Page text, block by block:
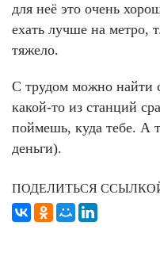
для неё это очень
ехать лучше на метро,
тяжело.
С трудом можно найти
какой-то из станций
поймешь, куда тебе. А
деньги).
ПОДЕЛИТЬСЯ